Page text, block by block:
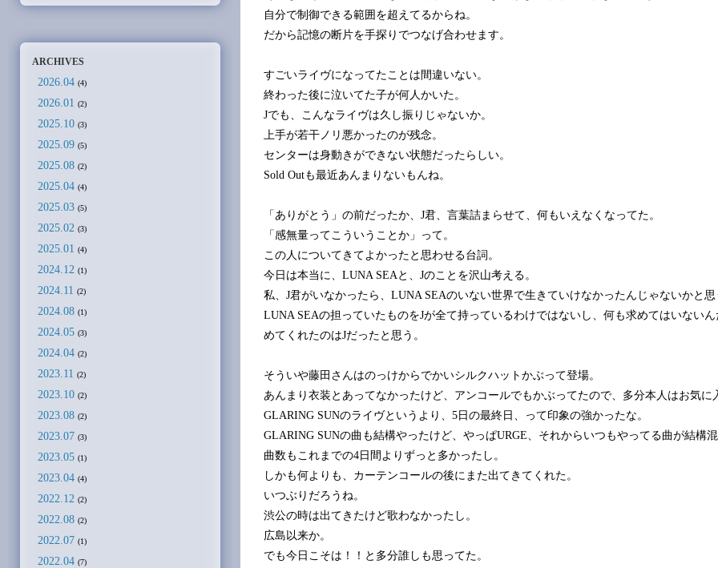
自分で制御できる範囲を超えてるからね。
だから記憶の断片を手探りでつなげ合わせます。
すごいライヴになってたことは間違いない。
終わった後に泣いてた子が何人かいた。
Jでも、こんなライヴは久し振りじゃないか。
上手が若干ノリ悪かったのが残念。
センターは身動きができない状態だったらしい。
Sold Outも最近あんまりないもんね。
「ありがとう」の前だったか、J君、言葉詰まらせて、何もいえなくなってた。
「感無量ってこういうことか」って。
この人についてきてよかったと思わせる台詞。
今日は本当に、LUNA SEAと、Jのことを沢山考える。
私、J君がいなかったら、LUNA SEAのいない世界で生きていけなかったんじゃないかと思
LUNA SEAの担っていたものをJが全て持っているわけではないし、何も求めてはいない
めてくれたのはJだったと思う。
そういや藤田さんはのっけからでかいシルクハットかぶって登場。
あんまり衣装とあってなかったけど、アンコールでもかぶってたので、多分本人はお気に
GLARING SUNのライヴというより、5日の最終日、って印象の強かったな。
GLARING SUNの曲も結構やったけど、やっぱURGE、それからいつもやってる曲が結構混
曲数もこれまでの4日間よりずっと多かったし。
しかも何よりも、カーテンコールの後にまた出てきてくれた。
いつぶりだろうね。
渋公の時は出てきたけど歌わなかったし。
広島以来か。
でも今日こそは！！と多分誰しも思ってた。
ARCHIVES
2026.04 (4)
2026.01 (2)
2025.10 (3)
2025.09 (5)
2025.08 (2)
2025.04 (4)
2025.03 (5)
2025.02 (3)
2025.01 (4)
2024.12 (1)
2024.11 (2)
2024.08 (1)
2024.05 (3)
2024.04 (2)
2023.11 (2)
2023.10 (2)
2023.08 (2)
2023.07 (3)
2023.05 (1)
2023.04 (4)
2022.12 (2)
2022.08 (2)
2022.07 (1)
2022.04 (7)